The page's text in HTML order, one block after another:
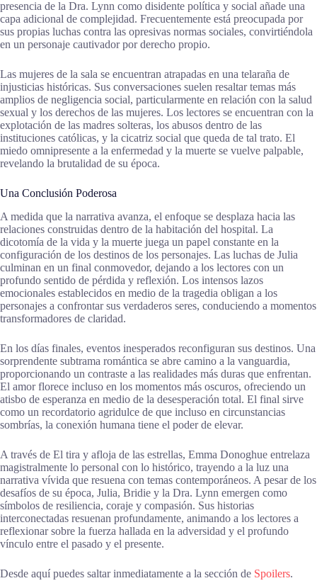
presencia de la Dra. Lynn como disidente política y social añade una
capa adicional de complejidad. Frecuentemente está preocupada por
sus propias luchas contra las opresivas normas sociales, convirtiéndola
en un personaje cautivador por derecho propio.
Las mujeres de la sala se encuentran atrapadas en una telaraña de
injusticias históricas. Sus conversaciones suelen resaltar temas más
amplios de negligencia social, particularmente en relación con la salud
sexual y los derechos de las mujeres. Los lectores se encuentran con la
explotación de las madres solteras, los abusos dentro de las
instituciones católicas, y la cicatriz social que queda de tal trato. El
miedo omnipresente a la enfermedad y la muerte se vuelve palpable,
revelando la brutalidad de su época.
Una Conclusión Poderosa
A medida que la narrativa avanza, el enfoque se desplaza hacia las
relaciones construidas dentro de la habitación del hospital. La
dicotomía de la vida y la muerte juega un papel constante en la
configuración de los destinos de los personajes. Las luchas de Julia
culminan en un final conmovedor, dejando a los lectores con un
profundo sentido de pérdida y reflexión. Los intensos lazos
emocionales establecidos en medio de la tragedia obligan a los
personajes a confrontar sus verdaderos seres, conduciendo a momentos
transformadores de claridad.
En los días finales, eventos inesperados reconfiguran sus destinos. Una
sorprendente subtrama romántica se abre camino a la vanguardia,
proporcionando un contraste a las realidades más duras que enfrentan.
El amor florece incluso en los momentos más oscuros, ofreciendo un
atisbo de esperanza en medio de la desesperación total. El final sirve
como un recordatorio agridulce de que incluso en circunstancias
sombrías, la conexión humana tiene el poder de elevar.
A través de El tira y afloja de las estrellas, Emma Donoghue entrelaza
magistralmente lo personal con lo histórico, trayendo a la luz una
narrativa vívida que resuena con temas contemporáneos. A pesar de los
desafíos de su época, Julia, Bridie y la Dra. Lynn emergen como
símbolos de resiliencia, coraje y compasión. Sus historias
interconectadas resuenan profundamente, animando a los lectores a
reflexionar sobre la fuerza hallada en la adversidad y el profundo
vínculo entre el pasado y el presente.
Desde aquí puedes saltar inmediatamente a la sección de Spoilers.